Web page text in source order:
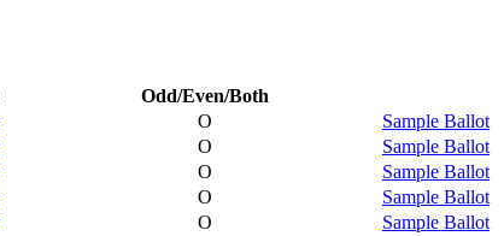
Odd/Even/Both
O
Sample Ballot
O
Sample Ballot
O
Sample Ballot
O
Sample Ballot
O
Sample Ballot